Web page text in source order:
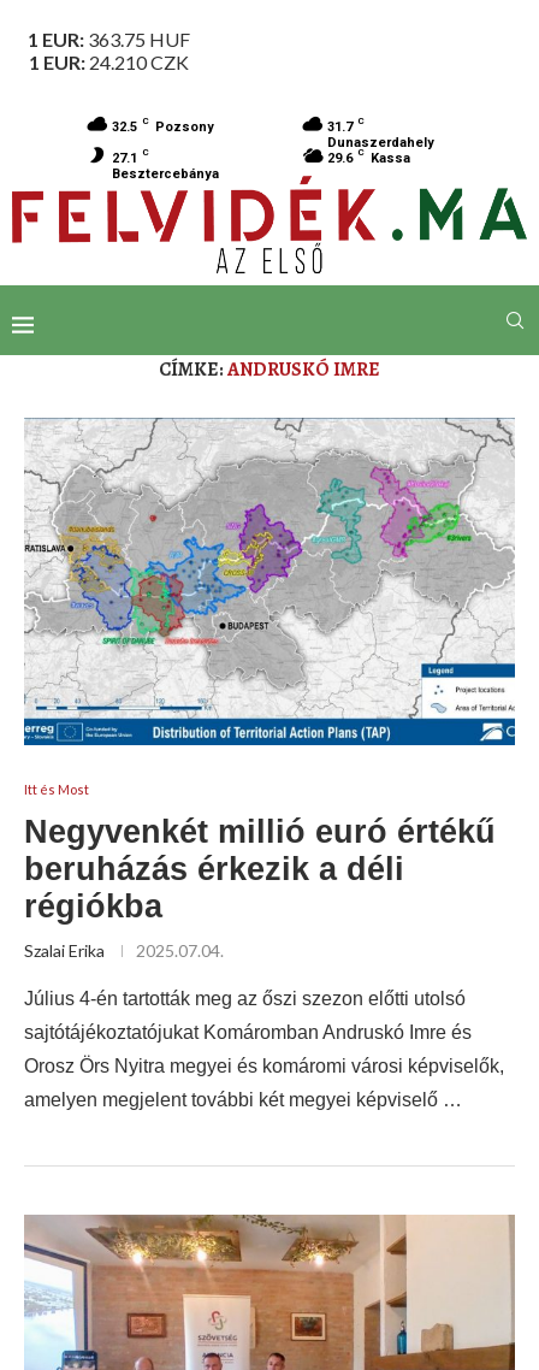
1 EUR: 363.75 HUF
1 EUR: 24.210CZK
32.5 C Pozsony 31.7 C
Dunaszerdahely
27.1 C
Besztercebánya
29.6 C Kassa
CÍMKE:ANDRUSKÓ IMRE
Itt és Most
Negyvenkét millió euró értékű
beruházás érkezik a déli
régiókba
Szalai Erika 2025.07.04.
Július 4-én tartották meg az őszi szezon előtti utolsó
sajtótájékoztatójukat Komáromban Andruskó Imre és
Orosz Örs Nyitra megyei és komáromi városi képviselők,
amelyen megjelent további két megyei képviselő …